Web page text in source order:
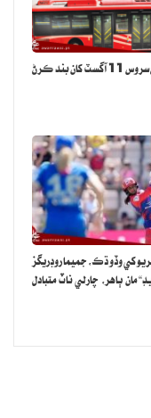
ميٽرو بس سروس 11 آگسٽ کان بند ڪرڻ
کي وڏو ڌڪ، جميما روڊريگز
مان ٻاهر، چارلي ناٽ متبادل